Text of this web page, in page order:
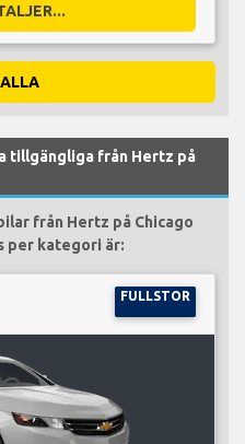
tillgängliga från Hertz på
från Hertz på Chicago
per kategori är:
FULLSTOR